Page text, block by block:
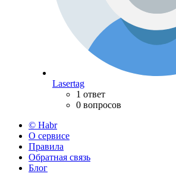
Lasertag
1 ответ
0 вопросов
© Habr
О сервисе
Правила
Обратная связь
Блог